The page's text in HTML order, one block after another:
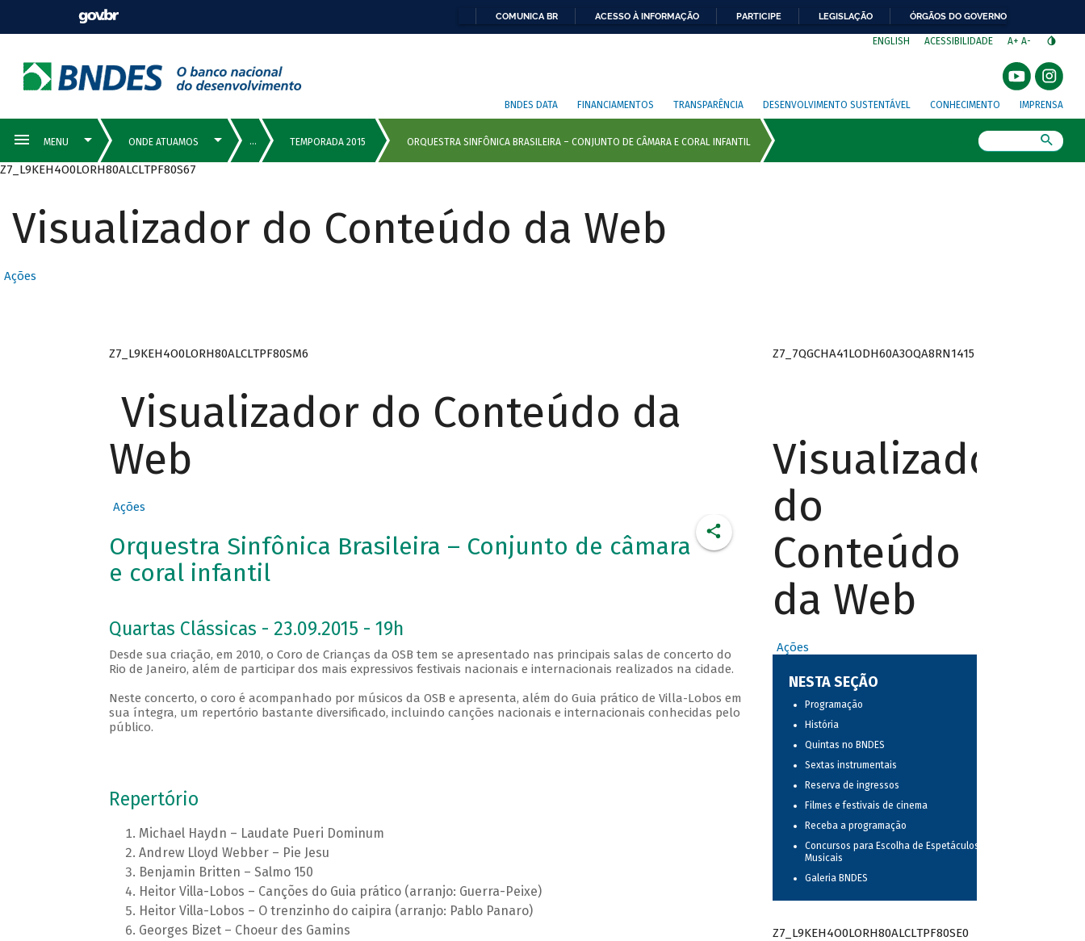
COMUNICA BR ACESSO À INFORMAÇÃO PARTICIPE LEGISLAÇÃO ÓRGÃOS DO GOVERNO
ENGLISH ACESSIBILIDADE A+ A-
BNDES DATA FINANCIAMENTOS TRANSPARÊNCIA DESENVOLVIMENTO SUSTENTÁVEL CONHECIMENTO IMPRENSA
Z7_L9KEH4O0LORH80ALCLTPF80S67
Visualizador do Conteúdo da Web
Ações
Z7_L9KEH4O0LORH80ALCLTPF80SM6
Visualizador do Conteúdo da
Web
Ações
Orquestra Sinfônica Brasileira – Conjunto de câmara
e coral infantil
Quartas Clássicas - 23.09.2015 - 19h
Desde sua criação, em 2010, o Coro de Crianças da OSB tem se apresentado nas principais salas de concerto do
Rio de Janeiro, além de participar dos mais expressivos festivais nacionais e internacionais realizados na cidade.
Neste concerto, o coro é acompanhado por músicos da OSB e apresenta, além do Guia prático de Villa-Lobos em
sua íntegra, um repertório bastante diversificado, incluindo canções nacionais e internacionais conhecidas pelo
público.
Repertório
Michael Haydn – Laudate Pueri Dominum
Andrew Lloyd Webber – Pie Jesu
Benjamin Britten – Salmo 150
Heitor Villa-Lobos – Canções do Guia prático (arranjo: Guerra-Peixe)
Heitor Villa-Lobos – O trenzinho do caipira (arranjo: Pablo Panaro)
Georges Bizet – Choeur des Gamins
Z7_7QGCHA41LODH60A3OQA8RN1415
Visualizador
do
Conteúdo
da Web
Ações
NESTA SEÇÃO
Programação
História
Quintas no BNDES
Sextas instrumentais
Reserva de ingressos
Filmes e festivais de cinema
Receba a programação
Concursos para Escolha de Espetáculos
Musicais
Galeria BNDES
Z7_L9KEH4O0LORH80ALCLTPF80SE0